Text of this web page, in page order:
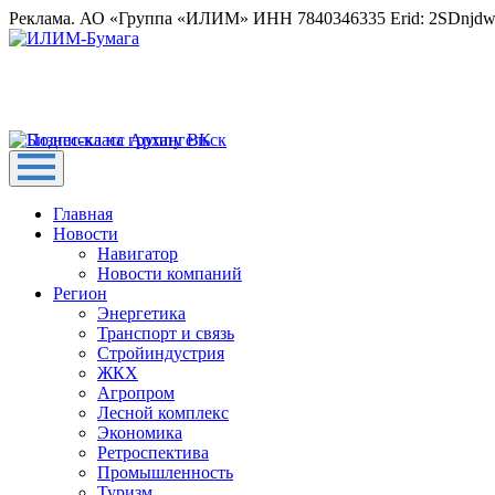
Реклама. АО «Группа «ИЛИМ» ИНН 7840346335 Erid:
Главная
Новости
Навигатор
Новости компаний
Регион
Энергетика
Транспорт и связь
Стройиндустрия
ЖКХ
Агропром
Лесной комплекс
Экономика
Ретроспектива
Промышленность